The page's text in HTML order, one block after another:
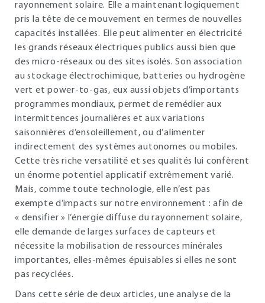
rayonnement solaire. Elle a maintenant logiquement
pris la tête de ce mouvement en termes de nouvelles
capacités installées. Elle peut alimenter en électricité
les grands réseaux électriques publics aussi bien que
des micro-réseaux ou des sites isolés. Son association
au stockage électrochimique, batteries ou hydrogène
vert et power-to-gas, eux aussi objets d’importants
programmes mondiaux, permet de remédier aux
intermittences journalières et aux variations
saisonnières d’ensoleillement, ou d’alimenter
indirectement des systèmes autonomes ou mobiles.
Cette très riche versatilité et ses qualités lui confèrent
un énorme potentiel applicatif extrêmement varié.
Mais, comme toute technologie, elle n’est pas
exempte d’impacts sur notre environnement : afin de
« densifier » l’énergie diffuse du rayonnement solaire,
elle demande de larges surfaces de capteurs et
nécessite la mobilisation de ressources minérales
importantes, elles-mêmes épuisables si elles ne sont
pas recyclées.
Dans cette série de deux articles, une analyse de la